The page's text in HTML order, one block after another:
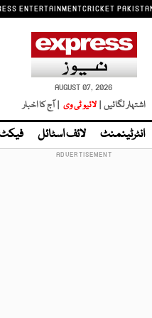
ENTERTAINMENTCRICKET
AUGUST 07, 2026
اشتہار لگائیں | لائیو ٹی وی | آج کا اخبار
انٹرٹینمنٹ لائف اسٹائل